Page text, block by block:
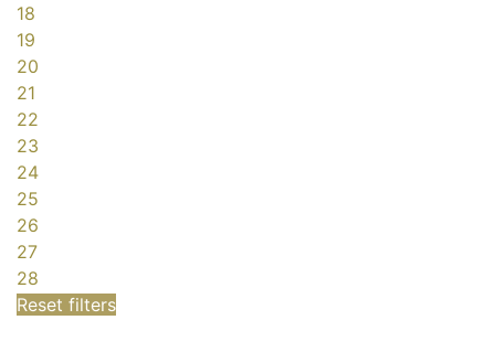
18
19
20
21
22
23
24
25
26
27
28
Reset filters